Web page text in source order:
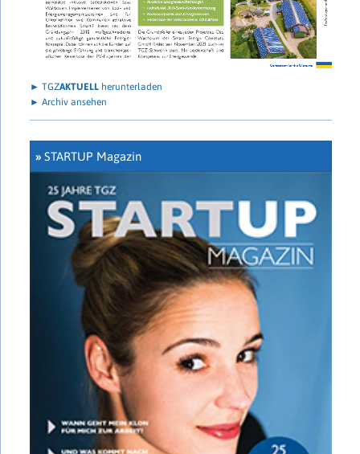
► TGZAKTUELLherunterladen
► Archiv ansehen
»STARTUP Magazin